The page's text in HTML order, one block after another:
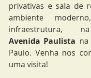
privativas e sala de
ambiente
Avenida Paulista
Paulo. Venha nos
uma visita!